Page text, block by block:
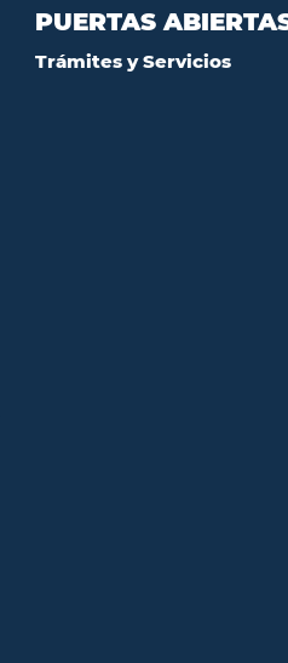
PUERTAS
Trámites y Servicios